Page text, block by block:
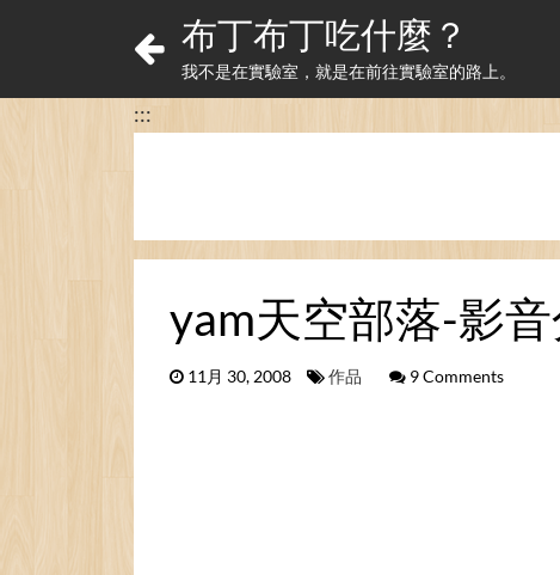
布丁布丁吃什麼？
我不是在實驗室，就是在前往實驗室的路上。
:::
yam天空部落-影
11月 30, 2008 作品 9 Comments